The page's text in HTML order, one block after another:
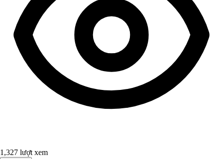
1,327 lượt xem